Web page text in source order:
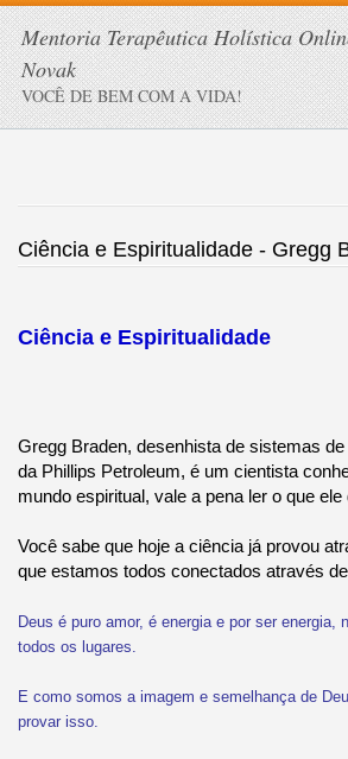
Mentoria Terapêutica Holística
Novak
VOCÊ DE BEM COM A VIDA!
Ciência e Espiritualidade - Gregg
Ciência e Espiritualidade
Gregg Braden, desenhista de sistemas
da Phillips Petroleum, é um cientista
mundo espiritual, vale a pena ler o que ele
Você sabe que hoje a ciência já provou
que estamos todos conectados através
Deus é puro amor, é energia e por ser
todos os lugares.
E como somos a imagem e semelhança de
provar isso.